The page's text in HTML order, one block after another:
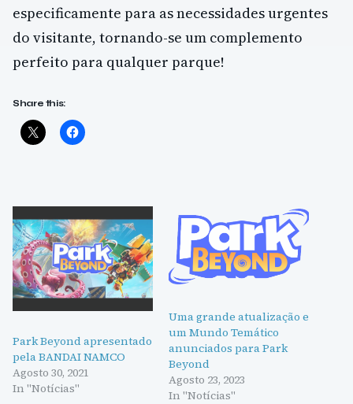
especificamente para as necessidades urgentes
do visitante, tornando-se um complemento
perfeito para qualquer parque!
Share this:
Park Beyond apresentado
pela BANDAI NAMCO
Agosto 30, 2021
In "Notícias"
Uma grande atualização e
um Mundo Temático
anunciados para Park
Beyond
Agosto 23, 2023
In "Notícias"